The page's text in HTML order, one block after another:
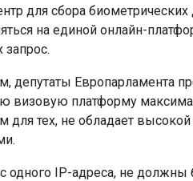
для сбора
на единой онлайн-
запрос.
депутаты Европарламента
визовую платформу
для тех, не обладает
одного IP-адреса, не должны